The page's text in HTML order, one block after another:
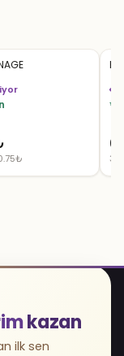
👀
✨
3
kazan
ilk sen